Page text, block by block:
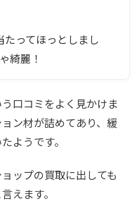
ってほっとしまし
綺麗！
口コミをよく見かけま
ン材が詰めてあり、緩
ようです。
ップの買取に出しても
えます。